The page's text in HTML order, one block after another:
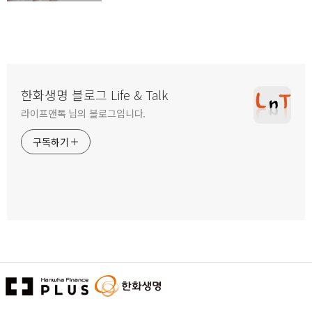
한화생명 블로그 Life & Talk
라이프앤톡 님의 블로그입니다.
구독하기